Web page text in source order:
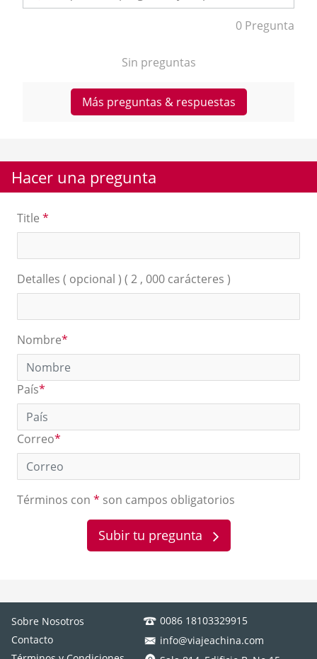
0 Pregunta
Sin preguntas
Más preguntas & respuestas
Hacer una pregunta
Title *
Detalles ( opcional ) ( 2 , 000 carácteres )
Nombre*
País*
Correo*
Términos con * son campos obligatorios
Sobre Nosotros
Contacto
0086 18103329915
info@viajeachina.com